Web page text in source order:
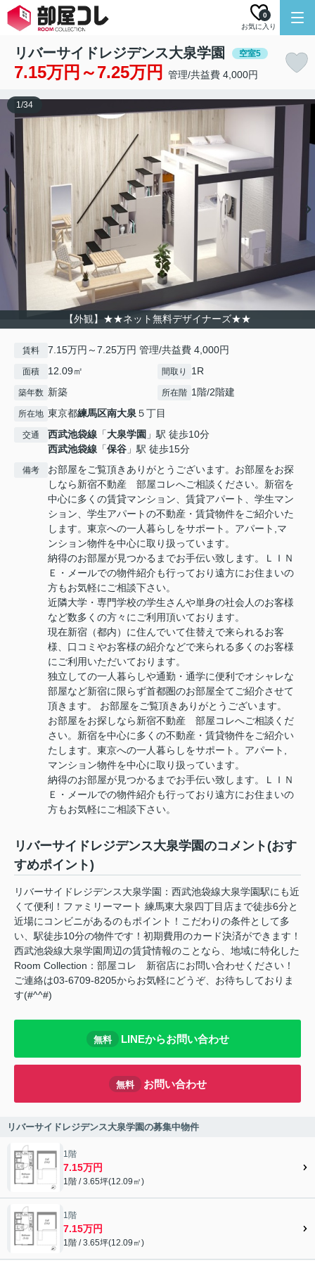
お気に入り
0
リバーサイドレジデンス大泉学園 空室5
7.15万円～7.25万円 管理/共益費 4,000円
【外観】★★ネット無料デザイナーズ★★
1/34
賃料 7.15万円～7.25万円 管理/共益費 4,000円
面積 12.09㎡ 間取り 1R
築年数 新築 所在階 1階/2階建
所在地 東京都練馬区南大泉５丁目
交通 西武池袋線 「大泉学園 」駅 徒歩10分
西武池袋線 「保谷 」駅 徒歩15分
備考
お部屋をご覧頂きありがとうございます。お部屋をお探
しなら新宿不動産 部屋コレへご相談ください。新宿を
中心に多くの賃貸マンション、賃貸アパート、学生マン
ション、学生アパートの不動産・賃貸物件をご紹介いた
します。東京への一人暮らしをサポート。アパート,マ
ンション物件を中心に取り扱っています。
納得のお部屋が見つかるまでお手伝い致します。ＬＩＮ
Ｅ・メールでの物件紹介も行っており遠方にお住まいの
方もお気軽にご相談下さい。
近隣大学・専門学校の学生さんや単身の社会人のお客様
など数多くの方々にご利用頂いております。
現在新宿（都内）に住んでいて住替えで来られるお客
様、口コミやお客様の紹介などで来られる多くのお客様
にご利用いただいております。
独立しての一人暮らしや通勤・通学に便利でオシャレな
部屋など新宿に限らず首都圏のお部屋全てご紹介させて
頂きます。 お部屋をご覧頂きありがとうございます。
お部屋をお探しなら新宿不動産 部屋コレへご相談くだ
さい。新宿を中心に多くの不動産・賃貸物件をご紹介い
たします。東京への一人暮らしをサポート。アパート,
マンション物件を中心に取り扱っています。
納得のお部屋が見つかるまでお手伝い致します。ＬＩＮ
Ｅ・メールでの物件紹介も行っており遠方にお住まいの
方もお気軽にご相談下さい。
リバーサイドレジデンス大泉学園のコメント(おす
すめポイント)
リバーサイドレジデンス大泉学園：西武池袋線大泉学園駅にも近
くて便利！ファミリーマート 練馬東大泉四丁目店まで徒歩6分と
近場にコンビニがあるのもポイント！こだわりの条件として多
い、駅徒歩10分の物件です！初期費用のカード決済ができます！
西武池袋線大泉学園周辺の賃貸情報のことなら、地域に特化した
Room Collection：部屋コレ 新宿店にお問い合わせください！
ご連絡は03-6709-8205からお気軽にどうぞ、お待ちしておりま
す(#^^#)
無料 LINEからお問い合わせ
無料 お問い合わせ
リバーサイドレジデンス大泉学園の募集中物件
1階
7.15万円
1階 / 3.65坪(12.09㎡)
1階
7.15万円
1階 / 3.65坪(12.09㎡)